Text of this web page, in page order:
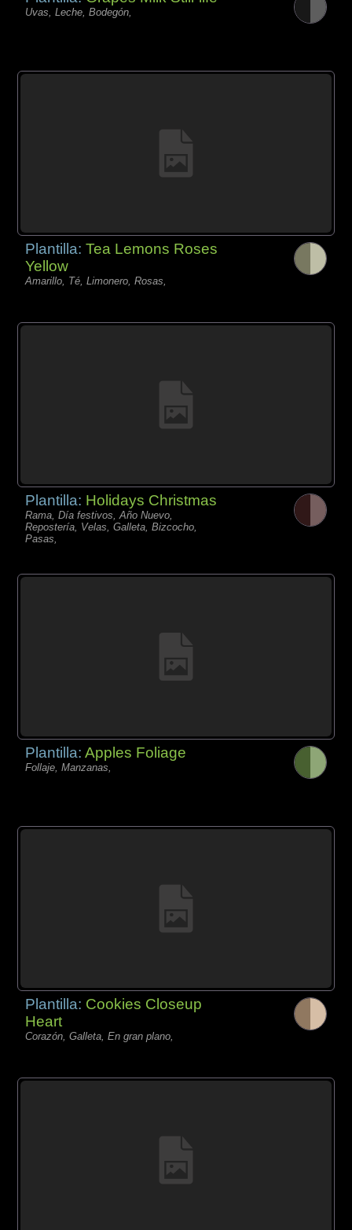
Uvas, Leche, Bodegón,
Plantilla:Tea Lemons Roses
Yellow
Amarillo, Té, Limonero, Rosas,
Plantilla: Holidays Christmas
Rama, Día festivos, Año Nuevo,
Repostería, Velas, Galleta, Bizcocho,
Pasas,
Plantilla:Apples Foliage
Follaje, Manzanas,
Plantilla: Cookies Closeup
Heart
Corazón, Galleta, En gran plano,